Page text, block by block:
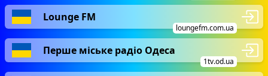
Lounge FM
loungefm.com.ua
Перше міське радіо Одеса
1tv.od.ua